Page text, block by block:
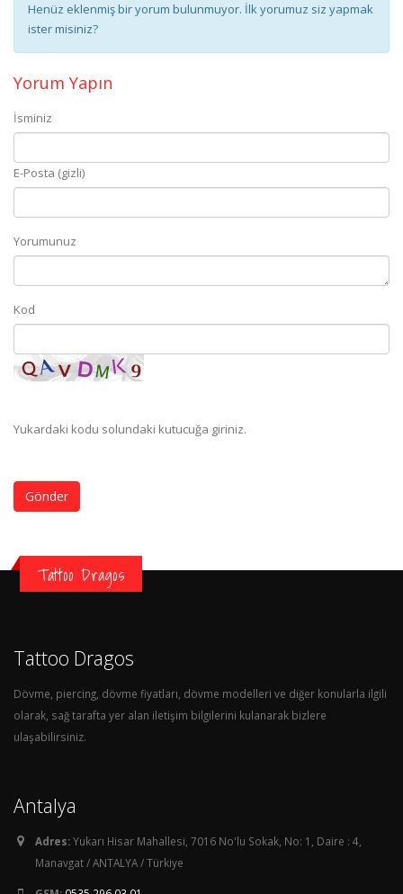
Henüz eklenmiş bir yorum bulunmuyor. İlk yorumuz siz yapmak
ister misiniz?
Yorum Yapın
İsminiz
E-Posta (gizli)
Yorumunuz
Kod
Yukardaki kodu solundaki kutucuğa giriniz.
Gönder
Tattoo Dragos
Tattoo Dragos
Dövme, piercing, dövme fiyatları, dövme modelleri ve diğer konularla ilgili
olarak, sağ tarafta yer alan iletişim bilgilerini kulanarak bizlere
ulaşabilirsiniz.
Antalya
Adres:Yukarı Hisar Mahallesi, 7016 No'lu Sokak, No: 1, Daire : 4,
Manavgat / ANTALYA / Türkiye